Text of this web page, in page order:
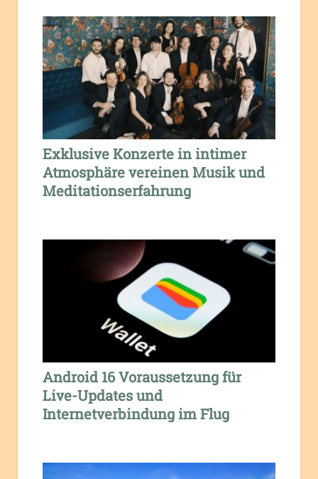
Exklusive Konzerte in intimer
Atmosphäre vereinen Musik und
Meditationserfahrung
Android 16 Voraussetzung für
Live-Updates und
Internetverbindung im Flug